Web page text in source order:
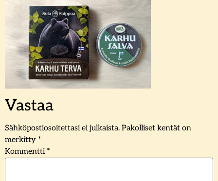
Vastaa
Sähköpostiosoitettasi ei julkaista. Pakolliset kentät on
merkitty *
Kommentti *